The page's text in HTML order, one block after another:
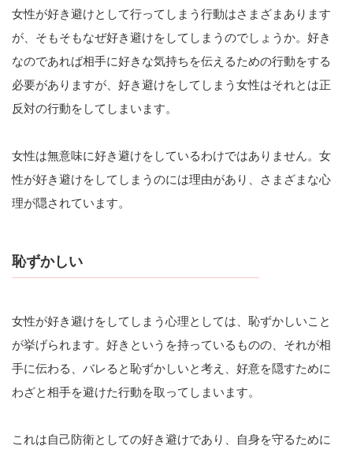
女性が好き避けとして行ってしまう行動はさまざまあります
が、そもそもなぜ好き避けをしてしまうのでしょうか。好き
なのであれば相手に好きな気持ちを伝えるための行動をする
必要がありますが、好き避けをしてしまう女性はそれとは正
反対の行動をしてしまいます。
女性は無意味に好き避けをしているわけではありません。女
性が好き避けをしてしまうのには理由があり、さまざまな心
理が隠されています。
恥ずかしい
女性が好き避けをしてしまう心理としては、恥ずかしいこと
が挙げられます。好きというを持っているものの、それが相
手に伝わる、バレると恥ずかしいと考え、好意を隠すために
わざと相手を避けた行動を取ってしまいます。
これは自己防衛としての好き避けであり、自身を守るために